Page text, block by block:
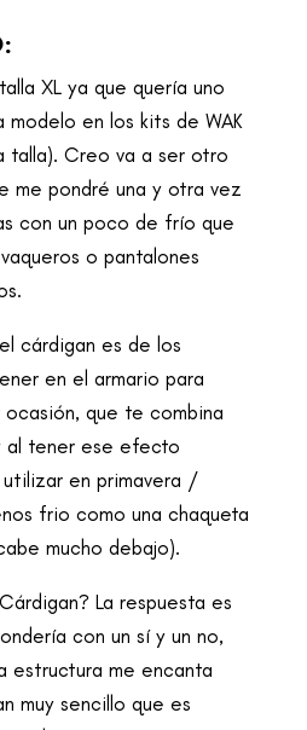
XL ya que quería uno
modelo en los kits de WAK
talla). Creo va a ser otro
me pondré una y otra vez
con un poco de frío que
o pantalones
cárdigan es de los
en el armario para
que te combina
al tener ese efecto
en primavera /
frio como una chaqueta
mucho debajo).
La respuesta es
con un sí y un no,
estructura me encanta
muy sencillo que es